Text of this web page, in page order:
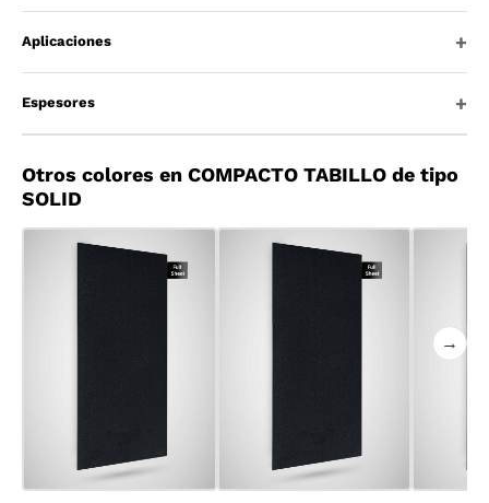
Aplicaciones
Espesores
Otros colores en COMPACTO TABILLO de tipo
SOLID
→